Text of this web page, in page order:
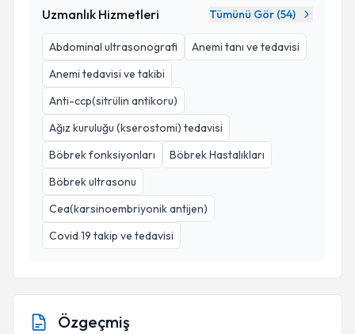
Uzmanlık Hizmetleri Tümünü Gör (54)
Abdominal ultrasonografi
Anemi tanı ve tedavisi
Anemi tedavisi ve takibi
Anti-ccp(sitrülin antikoru)
Ağız kuruluğu (kserostomi) tedavisi
Böbrek fonksiyonları
Böbrek Hastalıkları
Böbrek ultrasonu
Cea(karsinoembriyonik antijen)
Covid 19 takip ve tedavisi
Özgeçmiş